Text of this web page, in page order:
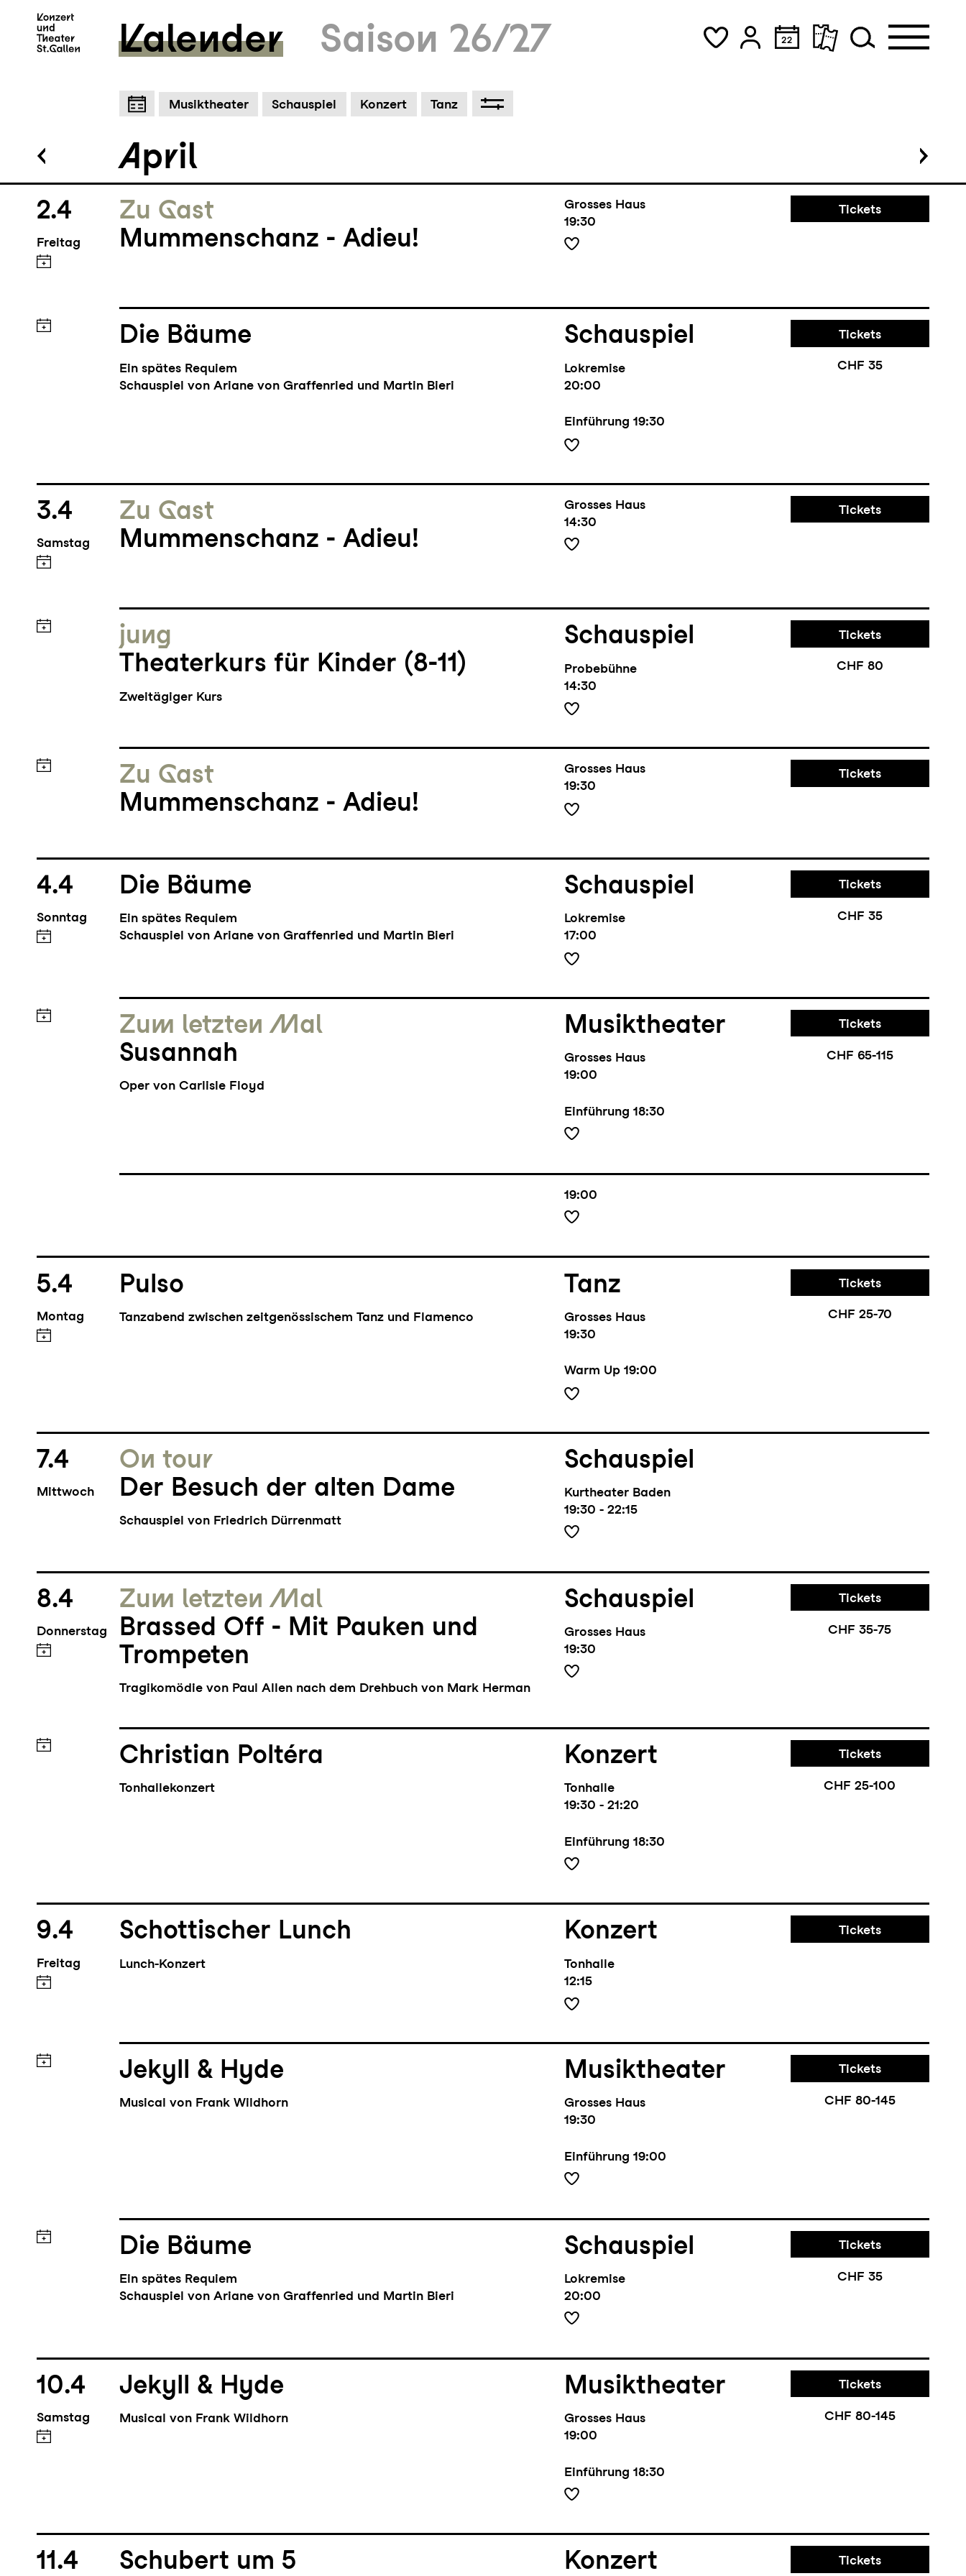
Zum Hauptinhalt springen Zum Footer springen
Kalender Saison 26/27
Musiktheater Schauspiel Konzert Tanz
April
Pulso Tickets
2.4
Freitag
Zu Gast
Mummenschanz - Adieu!
Grosses Haus
19:30
Tickets
Die Bäume
Ein spätes Requiem
Schauspiel von Ariane von Graffenried und Martin Bieri
Schauspiel
Lokremise
20:00
Einführung 19:30
Tickets
CHF 35
3.4
Samstag
Zu Gast
Mummenschanz - Adieu!
Grosses Haus
14:30
Tickets
jung
Theaterkurs für Kinder (8-11)
Zweitägiger Kurs
Schauspiel
Probebühne
14:30
Tickets
CHF 80
Zu Gast
Mummenschanz - Adieu!
Grosses Haus
19:30
Tickets
4.4
Sonntag
Die Bäume
Ein spätes Requiem
Schauspiel von Ariane von Graffenried und Martin Bieri
Schauspiel
Lokremise
17:00
Tickets
CHF 35
Zum letzten Mal
Susannah
Oper von Carlisle Floyd
Musiktheater
Grosses Haus
19:00
Einführung 18:30
Tickets
CHF 65-115
19:00
5.4
Montag
Pulso
Tanzabend zwischen zeitgenössischem Tanz und Flamenco
Tanz
Grosses Haus
19:30
Warm Up 19:00
Tickets
CHF 25-70
7.4
Mittwoch
On tour
Der Besuch der alten Dame
Schauspiel von Friedrich Dürrenmatt
Schauspiel
Kurtheater Baden
19:30 - 22:15
8.4
Donnerstag
Zum letzten Mal
Brassed Off - Mit Pauken und
Trompeten
Tragikomödie von Paul Allen nach dem Drehbuch von Mark Herman
Schauspiel
Grosses Haus
19:30
Tickets
CHF 35-75
Christian Poltéra
Tonhallekonzert
Konzert
Tonhalle
19:30 - 21:20
Einführung 18:30
Tickets
CHF 25-100
9.4
Freitag
Schottischer Lunch
Lunch-Konzert
Konzert
Tonhalle
12:15
Tickets
Jekyll & Hyde
Musical von Frank Wildhorn
Musiktheater
Grosses Haus
19:30
Einführung 19:00
Tickets
CHF 80-145
Die Bäume
Ein spätes Requiem
Schauspiel von Ariane von Graffenried und Martin Bieri
Schauspiel
Lokremise
20:00
Tickets
CHF 35
10.4
Samstag
Jekyll & Hyde
Musical von Frank Wildhorn
Musiktheater
Grosses Haus
19:00
Einführung 18:30
Tickets
CHF 80-145
11.4 Schubert um 5 Konzert Tickets